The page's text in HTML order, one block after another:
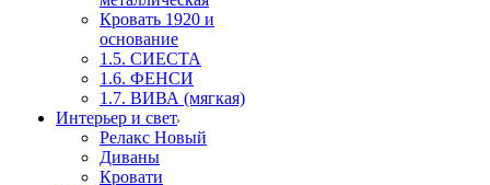
Кровать 1920 и
основание
1.5. СИЕСТА
1.6. ФЕНСИ
1.7. ВИВА (мягкая)
Интерьер и свет
Релакс Новый
Диваны
Кровати